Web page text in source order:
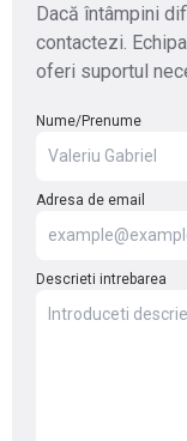
Dacă întâmpini
contactezi.
oferi suportul
Nume/Prenume
Adresa de email
Descrieti intrebarea